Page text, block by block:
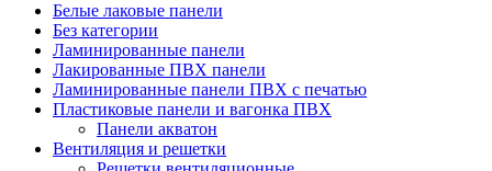
Белые лаковые панели
Без категории
Ламинированные панели
Лакированные ПВХ панели
Ламинированные панели ПВХ с печатью
Пластиковые панели и вагонка ПВХ
Панели акватон
Вентиляция и решетки